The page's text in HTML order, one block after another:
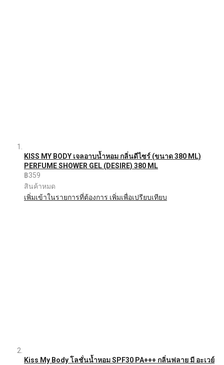
KISS MY BODY เจลอาบน้ำหอม กลิ่นดีไซร์ (ขนาด 380 ML)
PERFUME SHOWER GEL (DESIRE) 380 ML
฿359
สินค้าหมด
เพิ่มเข้าในรายการที่ต้องการ เพิ่มเพื่อเปรียบเทียบ
Kiss My Body โลชั่นน้ำหอม SPF30 PA+++ กลิ่นฟลาย มี อะเวย์